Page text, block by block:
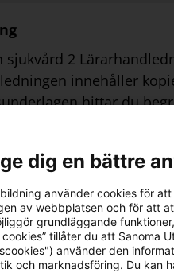
sjukvård 2
innehåller
hittar du
samt uppgifter. Du
licensen aktiveras i
är i enlighet
dig en bättre
använder cookies för
av webbplatsen och för att
grundläggande
cookies” tillåter du att Sanoma
använder den
och marknadsföring. Du kan